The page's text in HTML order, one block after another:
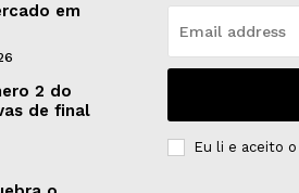
em
2 do
de final
Eu li e aceito o